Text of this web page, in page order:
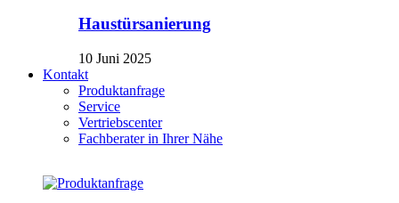
Haustürsanierung
10 Juni 2025
Kontakt
Produktanfrage
Service
Vertriebscenter
Fachberater in Ihrer Nähe